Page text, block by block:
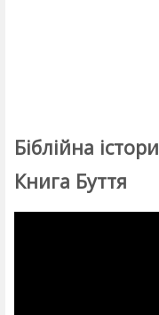
Біблійна
Книга Буття